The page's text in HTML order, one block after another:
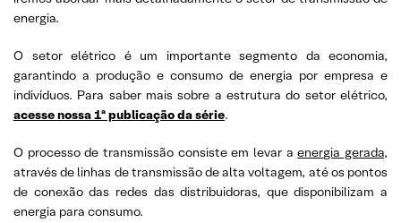
energia.
O setor elétrico é um importante segmento da economia,
garantindo a produção e consumo de energia por empresa e
indivíduos. Para saber mais sobre a estrutura do setor elétrico,
acesse nossa 1ª publicação da série.
O processo de transmissão consiste em levar aenergia gerada,
através de linhas de transmissão de alta voltagem, até os pontos
de conexão das redes das distribuidoras, que disponibilizam a
energia para consumo.